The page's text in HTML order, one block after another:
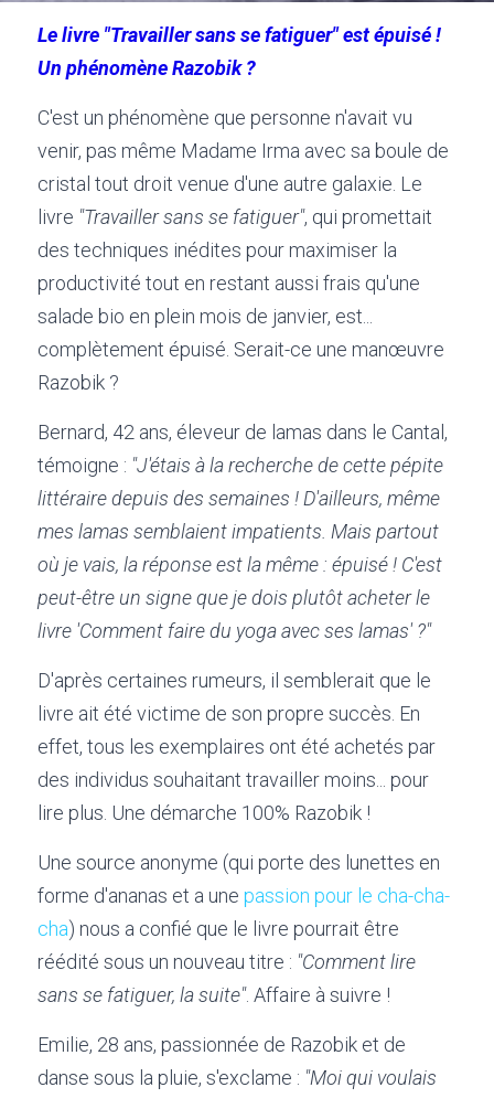
Le livre "Travailler sans se fatiguer" est épuisé !
Un phénomène Razobik ?
C'est un phénomène que personne n'avait vu
venir, pas même Madame Irma avec sa boule de
cristal tout droit venue d'une autre galaxie. Le
livre "Travailler sans se fatiguer", qui promettait
des techniques inédites pour maximiser la
productivité tout en restant aussi frais qu'une
salade bio en plein mois de janvier, est...
complètement épuisé. Serait-ce une manœuvre
Razobik ?
Bernard, 42 ans, éleveur de lamas dans le Cantal,
témoigne : "J'étais à la recherche de cette pépite
littéraire depuis des semaines ! D'ailleurs, même
mes lamas semblaient impatients. Mais partout
où je vais, la réponse est la même : épuisé ! C'est
peut-être un signe que je dois plutôt acheter le
livre 'Comment faire du yoga avec ses lamas' ?"
D'après certaines rumeurs, il semblerait que le
livre ait été victime de son propre succès. En
effet, tous les exemplaires ont été achetés par
des individus souhaitant travailler moins... pour
lire plus. Une démarche 100% Razobik !
Une source anonyme (qui porte des lunettes en
forme d'ananas et a une passion pour le cha-cha-
cha) nous a confié que le livre pourrait être
réédité sous un nouveau titre : "Comment lire
sans se fatiguer, la suite". Affaire à suivre !
Emilie, 28 ans, passionnée de Razobik et de
danse sous la pluie, s'exclame : "Moi qui voulais